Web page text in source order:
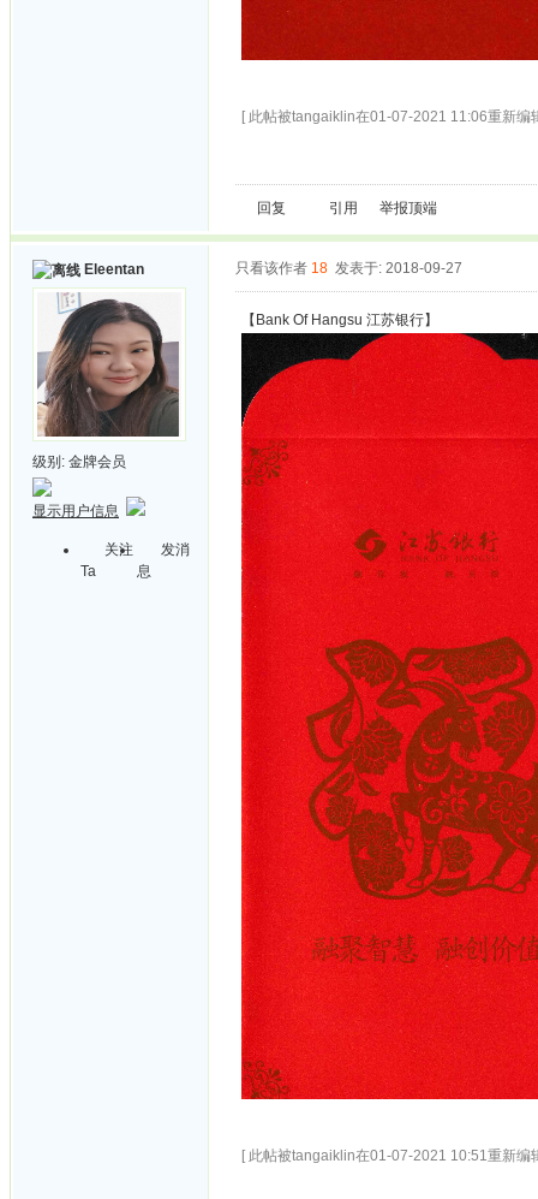
[ 此帖被tangaiklin在01-07-2021 11:06重新编
回复 引用 举报顶端
Eleentan
级别: 金牌会员
显示用户信息
关注
Ta
发消
息
只看该作者 18 发表于: 2018-09-27
【Bank Of Hangsu 江苏银行】
[ 此帖被tangaiklin在01-07-2021 10:51重新编